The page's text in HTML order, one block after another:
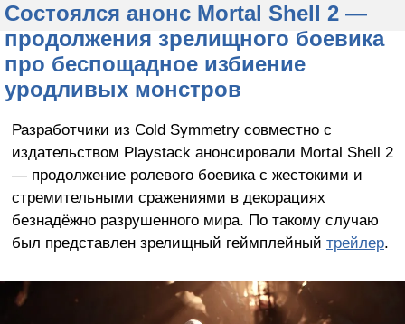
Состоялся анонс Mortal Shell 2 —
продолжения зрелищного боевика
про беспощадное избиение
уродливых монстров
Разработчики из Cold Symmetry совместно с
издательством Playstack анонсировали Mortal Shell 2
— продолжение ролевого боевика с жестокими и
стремительными сражениями в декорациях
безнадёжно разрушенного мира. По такому случаю
был представлен зрелищный геймплейный трейлер.